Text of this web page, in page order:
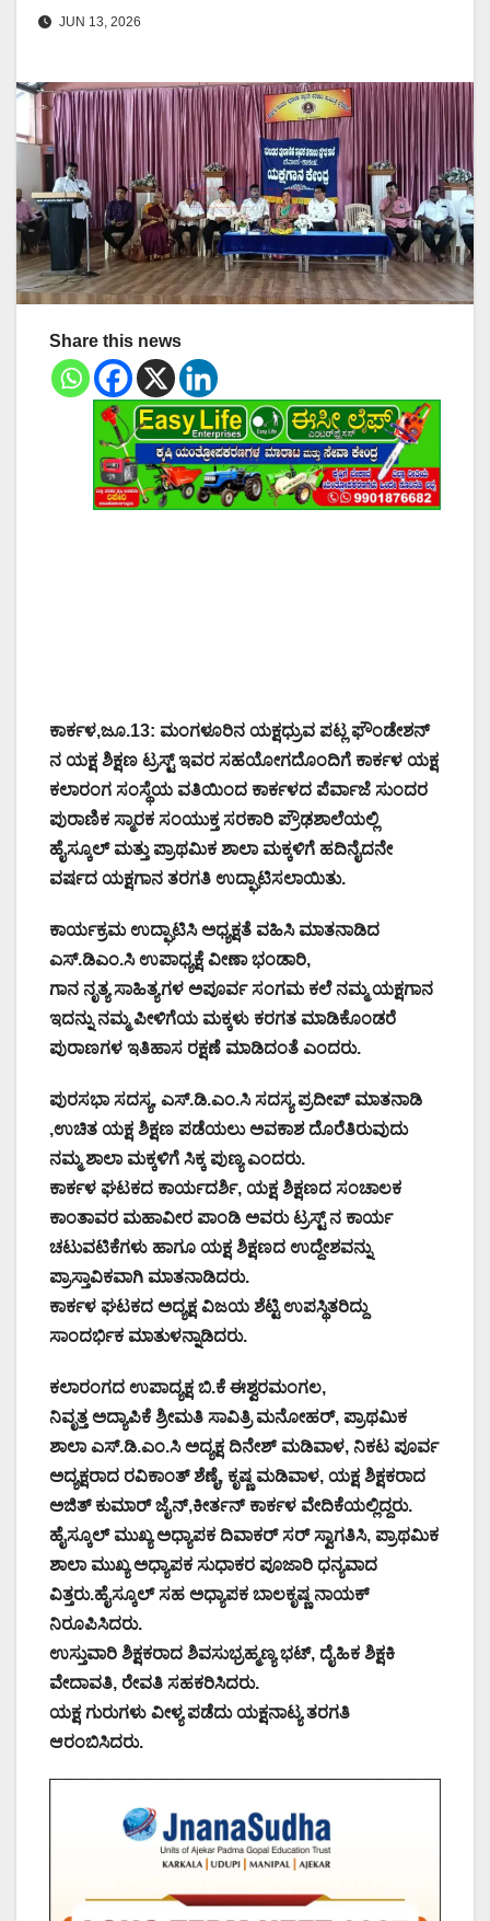
JUN 13, 2026
Share this news
ಕಾರ್ಕಳ,ಜೂ.13: ಮಂಗಳೂರಿನ ಯಕ್ಷಧ್ರುವ ಪಟ್ಲ ಫೌಂಡೇಶನ್
ನ ಯಕ್ಷ ಶಿಕ್ಷಣ ಟ್ರಸ್ಟ್ ಇವರ ಸಹಯೋಗದೊಂದಿಗೆ ಕಾರ್ಕಳ ಯಕ್ಷ
ಕಲಾರಂಗ ಸಂಸ್ಥೆಯ ವತಿಯಿಂದ ಕಾರ್ಕಳದ ಪೆರ್ವಾಜೆ ಸುಂದರ
ಪುರಾಣಿಕ ಸ್ಮಾರಕ ಸಂಯುಕ್ತ ಸರಕಾರಿ ಪ್ರೌಢಶಾಲೆಯಲ್ಲಿ
ಹೈಸ್ಕೂಲ್ ಮತ್ತು ಪ್ರಾಥಮಿಕ ಶಾಲಾ ಮಕ್ಕಳಿಗೆ ಹದಿನೈದನೇ
ವರ್ಷದ ಯಕ್ಷಗಾನ ತರಗತಿ ಉದ್ಘಾಟಿಸಲಾಯಿತು.
ಕಾರ್ಯಕ್ರಮ ಉದ್ಘಾಟಿಸಿ ಅಧ್ಯಕ್ಷತೆ ವಹಿಸಿ ಮಾತನಾಡಿದ
ಎಸ್.ಡಿ‌ಎಂ.ಸಿ ಉಪಾಧ್ಯಕ್ಷೆ ವೀಣಾ ಭಂಡಾರಿ,
ಗಾನ ನೃತ್ಯ ಸಾಹಿತ್ಯಗಳ ಅಪೂರ್ವ ಸಂಗಮ ಕಲೆ ನಮ್ಮ ಯಕ್ಷಗಾನ
ಇದನ್ನು ನಮ್ಮ ಪೀಳಿಗೆಯ ಮಕ್ಕಳು ಕರಗತ ಮಾಡಿಕೊಂಡರೆ
ಪುರಾಣಗಳ ಇತಿಹಾಸ ರಕ್ಷಣೆ ಮಾಡಿದಂತೆ ಎಂದರು.
ಪುರಸಭಾ ಸದಸ್ಯ, ಎಸ್.ಡಿ.ಎಂ.ಸಿ ಸದಸ್ಯ ಪ್ರದೀಪ್ ಮಾತನಾಡಿ
,ಉಚಿತ ಯಕ್ಷ ಶಿಕ್ಷಣ ಪಡೆಯಲು ಅವಕಾಶ ದೊರೆತಿರುವುದು
ನಮ್ಮ ಶಾಲಾ ಮಕ್ಕಳಿಗೆ ಸಿಕ್ಕ ಪುಣ್ಯ ಎಂದರು.
ಕಾರ್ಕಳ ಘಟಕದ ಕಾರ್ಯದರ್ಶಿ, ಯಕ್ಷ ಶಿಕ್ಷಣದ ಸಂಚಾಲಕ
ಕಾಂತಾವರ ಮಹಾವೀರ ಪಾಂಡಿ ಅವರು ಟ್ರಸ್ಟ್ ನ ಕಾರ್ಯ
ಚಟುವಟಿಕೆಗಳು ಹಾಗೂ ಯಕ್ಷ ಶಿಕ್ಷಣದ ಉದ್ದೇಶವನ್ನು
ಪ್ರಾಸ್ತಾವಿಕವಾಗಿ ಮಾತನಾಡಿದರು.
ಕಾರ್ಕಳ ಘಟಕದ ಅದ್ಯಕ್ಷ ವಿಜಯ ಶೆಟ್ಟಿ ಉಪಸ್ಥಿತರಿದ್ದು
ಸಾಂದರ್ಭಿಕ ಮಾತುಳನ್ನಾಡಿದರು.
ಕಲಾರಂಗದ ಉಪಾದ್ಯಕ್ಷ ಬಿ.ಕೆ ಈಶ್ವರಮಂಗಲ,
ನಿವೃತ್ತ ಅದ್ಯಾಪಿಕೆ ಶ್ರೀಮತಿ ಸಾವಿತ್ರಿ ಮನೋಹರ್, ಪ್ರಾಥಮಿಕ
ಶಾಲಾ ಎಸ್.ಡಿ.ಎಂ.ಸಿ ಅದ್ಯಕ್ಷ ದಿನೇಶ್ ಮಡಿವಾಳ, ನಿಕಟ ಪೂರ್ವ
ಅದ್ಯಕ್ಷರಾದ ರವಿಕಾಂತ್ ಶೆಣೈ, ಕೃಷ್ಣ ಮಡಿವಾಳ, ಯಕ್ಷ ಶಿಕ್ಷಕರಾದ
ಅಜಿತ್ ಕುಮಾರ್ ಜೈನ್,‌ಕೀರ್ತನ್ ಕಾರ್ಕಳ ವೇದಿಕೆಯಲ್ಲಿದ್ದರು.
ಹೈಸ್ಕೂಲ್ ಮುಖ್ಯ ಅಧ್ಯಾಪಕ ದಿವಾಕರ್ ಸರ್ ಸ್ವಾಗತಿಸಿ, ಪ್ರಾಥಮಿಕ
ಶಾಲಾ ಮುಖ್ಯ ಅಧ್ಯಾಪಕ ಸುಧಾಕರ ಪೂಜಾರಿ ಧನ್ಯವಾದ
ವಿತ್ತರು.ಹೈಸ್ಕೂಲ್ ಸಹ ಅಧ್ಯಾಪಕ ಬಾಲಕೃಷ್ಣ ನಾಯಕ್
ನಿರೂಪಿಸಿದರು.
ಉಸ್ತುವಾರಿ ಶಿಕ್ಷಕರಾದ ಶಿವಸುಭ್ರಹ್ಮಣ್ಯ ಭಟ್, ದೈಹಿಕ ಶಿಕ್ಷಕಿ
ವೇದಾವತಿ, ರೇವತಿ ಸಹಕರಿಸಿದರು.
ಯಕ್ಷ ಗುರುಗಳು ವೀಳ್ಯ ಪಡೆದು ಯಕ್ಷನಾಟ್ಯ ತರಗತಿ
ಆರಂಬಿಸಿದರು.